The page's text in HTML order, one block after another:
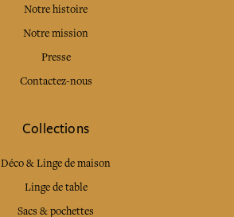
Notre histoire
Notre mission
Presse
Contactez-nous
Collections
Déco & Linge de maison
Linge de table
Sacs & pochettes